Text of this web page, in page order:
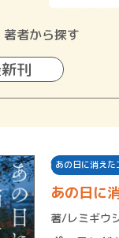
著者から探す
刊
あの日に消えた
あの日に
著/レミギウ